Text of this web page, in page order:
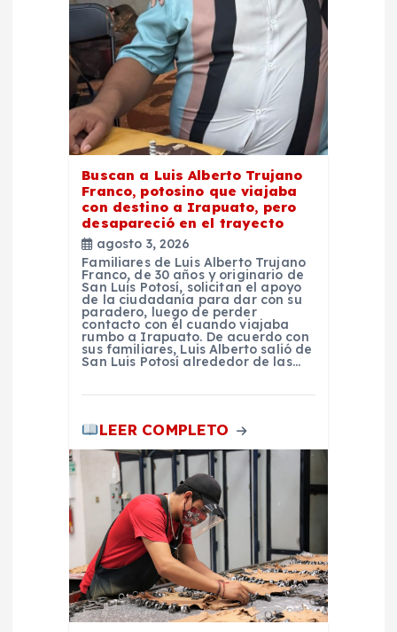
Buscan a Luis Alberto Trujano
Franco, potosino que viajaba
con destino a Irapuato, pero
desapareció en el trayecto
agosto 3, 2026
Familiares de Luis Alberto Trujano
Franco, de 30 años y originario de
San Luis Potosí, solicitan el apoyo
de la ciudadanía para dar con su
paradero, luego de perder
contacto con él cuando viajaba
rumbo a Irapuato. De acuerdo con
sus familiares, Luis Alberto salió de
San Luis Potosí alrededor de las…
LEER COMPLETO